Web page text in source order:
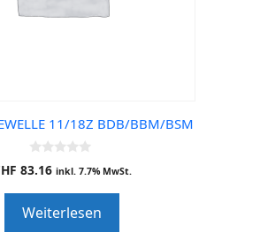
11/18Z BDB/BBM/BSM
0
o
o
f
5
83.16 inkl. 7.7% MwSt.
Weiterlesen